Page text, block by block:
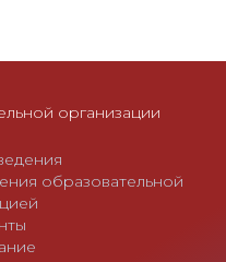
организации
образовательной